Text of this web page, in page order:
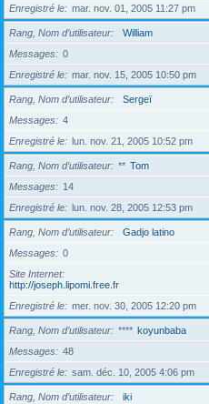
Enregistré le
mar. nov. 01, 2005 11:27 pm
Rang, Nom d’utilisateur
William
Messages
0
Enregistré le
mar. nov. 15, 2005 10:50 pm
Rang, Nom d’utilisateur
Sergeï
Messages
4
Enregistré le
lun. nov. 21, 2005 10:52 pm
Rang, Nom d’utilisateur ** Tom
Messages
14
Enregistré le
lun. nov. 28, 2005 12:53 pm
Rang, Nom d’utilisateur
Gadjo latino
Messages
0
Site Internet
http://joseph.lipomi.free.fr
Enregistré le
mer. nov. 30, 2005 12:20 pm
Rang, Nom d’utilisateur **** koyunbaba
Messages
48
Enregistré le
sam. déc. 10, 2005 4:06 pm
Rang, Nom d’utilisateur
iki